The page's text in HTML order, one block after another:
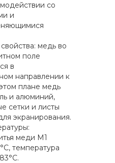
со
и
медь во
поле
в
направлении к
плане медь
и алюминий,
сетки и листы
экранирования.
меди М1
температура